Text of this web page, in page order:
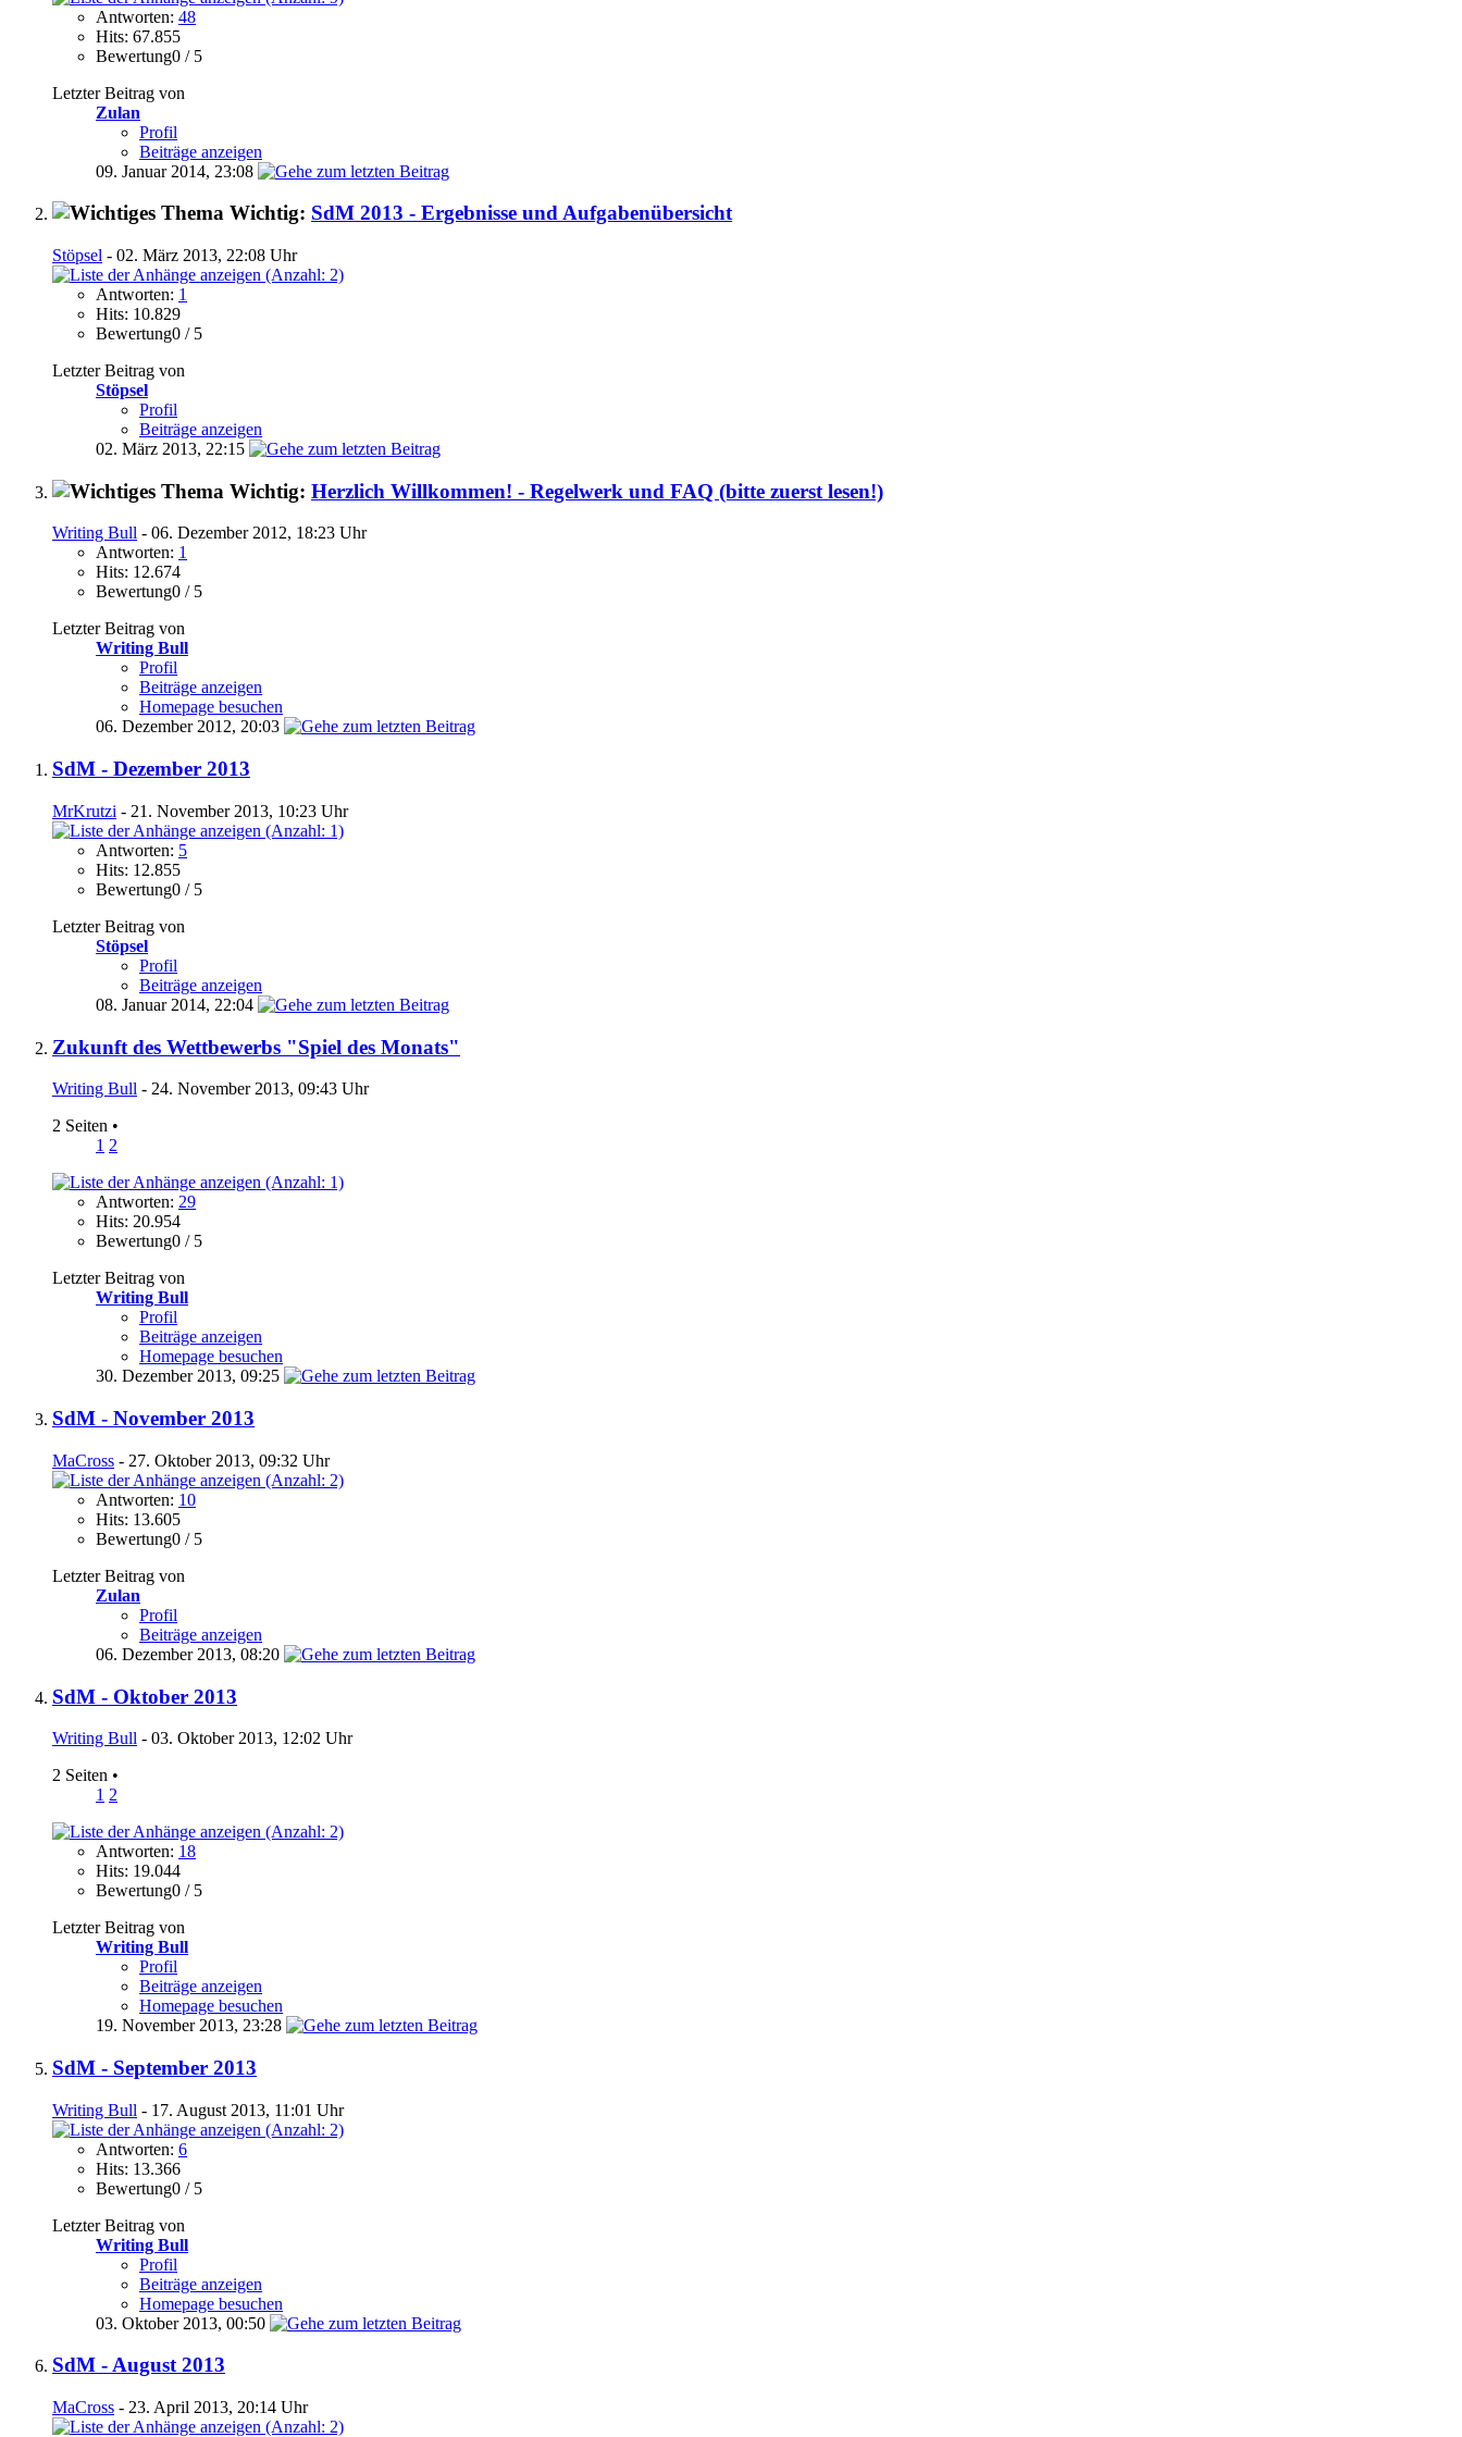
Antworten: 48
Hits: 67.855
Bewertung0 / 5
Letzter Beitrag von
Zulan
Profil
Beiträge anzeigen
09. Januar 2014, 23:08
Wichtig: SdM 2013 - Ergebnisse und Aufgabenübersicht
Stöpsel - 02. März 2013, 22:08 Uhr
Antworten: 1
Hits: 10.829
Bewertung0 / 5
Letzter Beitrag von
Stöpsel
Profil
Beiträge anzeigen
02. März 2013, 22:15
Wichtig: Herzlich Willkommen! - Regelwerk und FAQ (bitte zuerst lesen!)
Writing Bull - 06. Dezember 2012, 18:23 Uhr
Antworten: 1
Hits: 12.674
Bewertung0 / 5
Letzter Beitrag von
Writing Bull
Profil
Beiträge anzeigen
Homepage besuchen
06. Dezember 2012, 20:03
SdM - Dezember 2013
MrKrutzi - 21. November 2013, 10:23 Uhr
Antworten: 5
Hits: 12.855
Bewertung0 / 5
Letzter Beitrag von
Stöpsel
Profil
Beiträge anzeigen
08. Januar 2014, 22:04
Zukunft des Wettbewerbs "Spiel des Monats"
Writing Bull - 24. November 2013, 09:43 Uhr
2 Seiten •
1 2
Antworten: 29
Hits: 20.954
Bewertung0 / 5
Letzter Beitrag von
Writing Bull
Profil
Beiträge anzeigen
Homepage besuchen
30. Dezember 2013, 09:25
SdM - November 2013
MaCross - 27. Oktober 2013, 09:32 Uhr
Antworten: 10
Hits: 13.605
Bewertung0 / 5
Letzter Beitrag von
Zulan
Profil
Beiträge anzeigen
06. Dezember 2013, 08:20
SdM - Oktober 2013
Writing Bull - 03. Oktober 2013, 12:02 Uhr
2 Seiten •
1 2
Antworten: 18
Hits: 19.044
Bewertung0 / 5
Letzter Beitrag von
Writing Bull
Profil
Beiträge anzeigen
Homepage besuchen
19. November 2013, 23:28
SdM - September 2013
Writing Bull - 17. August 2013, 11:01 Uhr
Antworten: 6
Hits: 13.366
Bewertung0 / 5
Letzter Beitrag von
Writing Bull
Profil
Beiträge anzeigen
Homepage besuchen
03. Oktober 2013, 00:50
SdM - August 2013
MaCross - 23. April 2013, 20:14 Uhr